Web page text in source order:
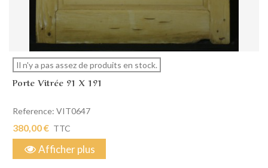
Il n'y a pas assez de produits en stock.
Porte Vitrée 91 X 191
Reference: VIT0647
380,00 € TTC
Afficher plus